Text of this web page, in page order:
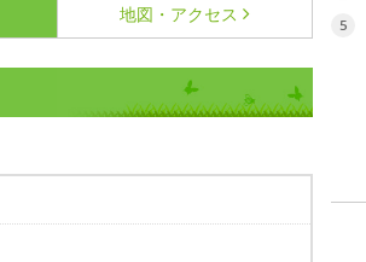
地図・アクセス 5